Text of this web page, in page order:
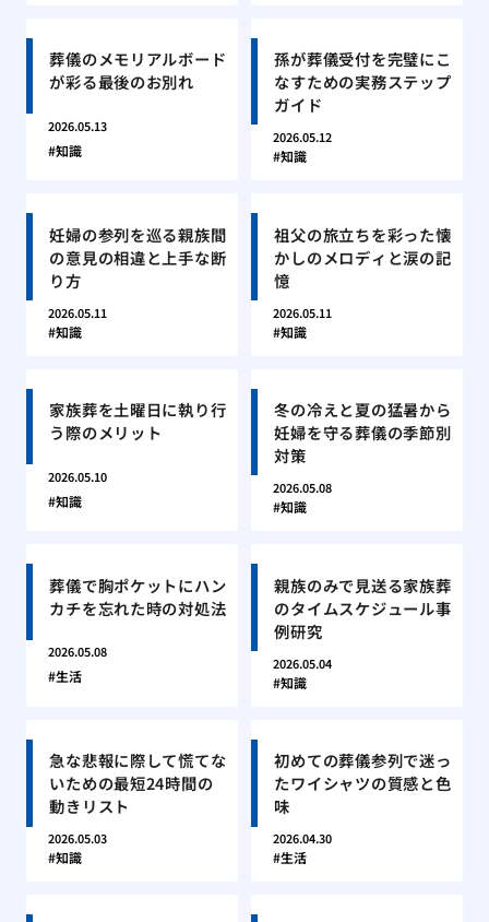
葬儀のメモリアルボード
が彩る最後のお別れ
2026.05.13
知識
孫が葬儀受付を完璧にこ
なすための実務ステップ
ガイド
2026.05.12
知識
妊婦の参列を巡る親族間
の意見の相違と上手な断
り方
2026.05.11
知識
祖父の旅立ちを彩った懐
かしのメロディと涙の記
憶
2026.05.11
知識
家族葬を土曜日に執り行
う際のメリット
2026.05.10
知識
冬の冷えと夏の猛暑から
妊婦を守る葬儀の季節別
対策
2026.05.08
知識
葬儀で胸ポケットにハン
カチを忘れた時の対処法
2026.05.08
生活
親族のみで見送る家族葬
のタイムスケジュール事
例研究
2026.05.04
知識
急な悲報に際して慌てな
いための最短24時間の
動きリスト
2026.05.03
知識
初めての葬儀参列で迷っ
たワイシャツの質感と色
味
2026.04.30
生活